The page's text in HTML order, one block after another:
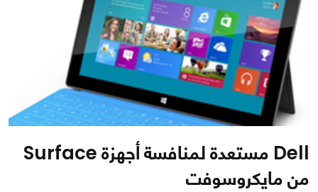
Dell مستعدة لمنافسة أجهزة Surface
من مايكروسوفت